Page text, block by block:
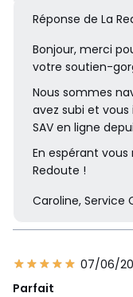
Réponse de La
Bonjour, merci
votre soutien-
Nous sommes
avez subi et
SAV en ligne
En espérant
Redoute !
Caroline, Service
07/06/
Parfait